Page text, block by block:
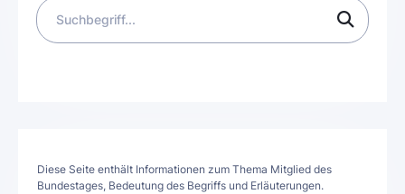
Diese Seite enthält Informationen zum Thema Mitglied des
Bundestages, Bedeutung des Begriffs und Erläuterungen.